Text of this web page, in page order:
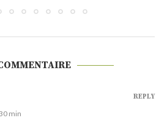
min
REPLY